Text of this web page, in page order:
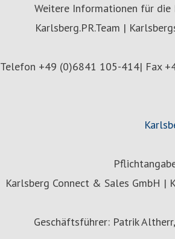
Weitere Informationen für
Karlsberg.PR.Team |
Telefon +49 (0)6841 105-414| Fax
Karlsberg Connect & Sales GmbH |
Geschäftsführer: Patrik